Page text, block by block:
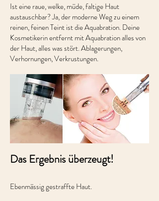
Ist eine raue, welke, müde, faltige Haut
austauschbar? Ja, der moderne Weg zu einem
reinen, feinen Teint ist die Aquabration. Deine
Kosmetikerin entfernt mit Aquabration alles von
der Haut, alles was stört. Ablagerungen,
Verhornungen, Verkrustungen.
Das Ergebnis überzeugt!
Ebenmässig gestraffte Haut.